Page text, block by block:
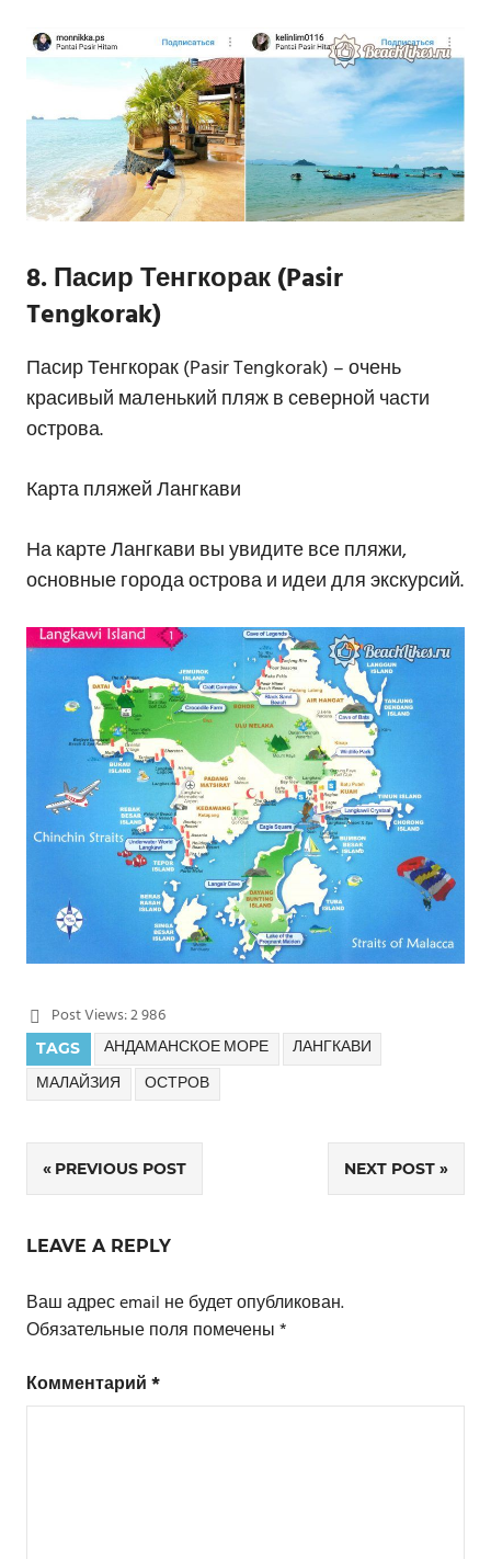
8. Пасир Тенгкорак (Pasir
Tengkorak)
Пасир Тенгкорак (Pasir Tengkorak) – очень
красивый маленький пляж в северной части
острова.
Карта пляжей Лангкави
На карте Лангкави вы увидите все пляжи,
основные города острова и идеи для экскурсий.
Post Views:2 986
TAGS АНДАМАНСКОЕ МОРЕ
ЛАНГКАВИ
МАЛАЙЗИЯ
ОСТРОВ
Навигация
по
записям
PREVIOUS POST NEXT POST
LEAVE A REPLY
Ваш адрес email не будет опубликован.
Обязательные поля помечены*
Комментарий*